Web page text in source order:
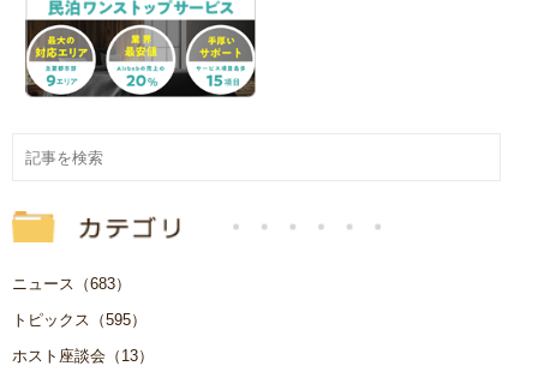
ニュース（683）
トピックス（595）
ホスト座談会（13）